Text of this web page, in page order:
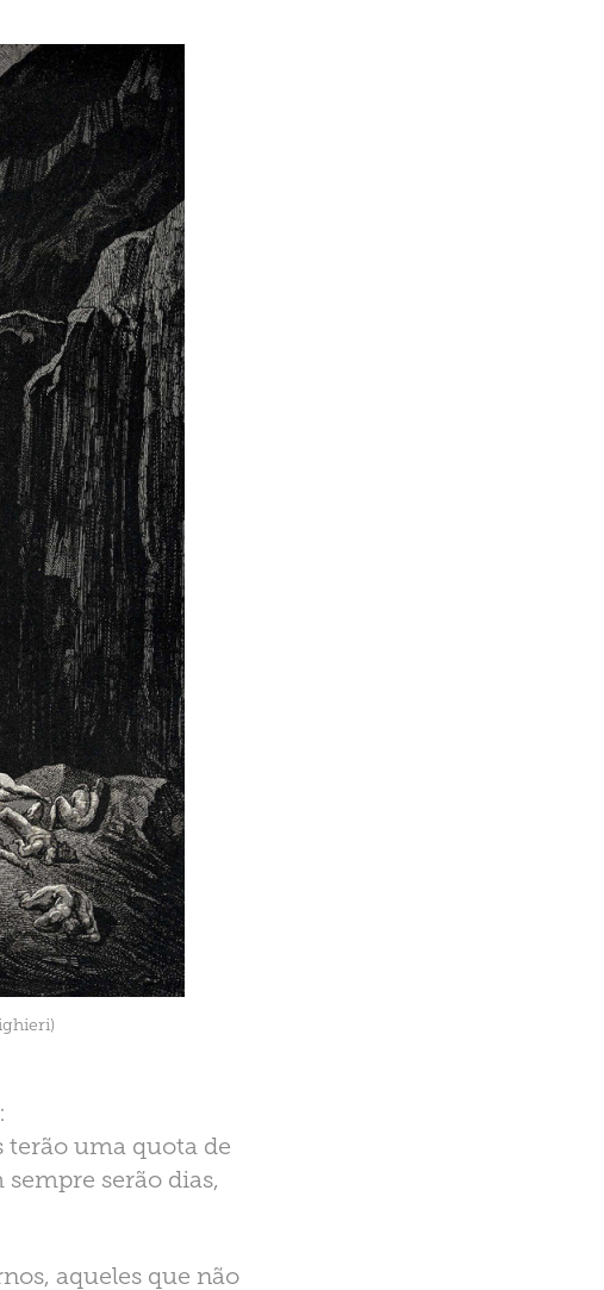
terão uma quota de
serão dias,
aqueles que não